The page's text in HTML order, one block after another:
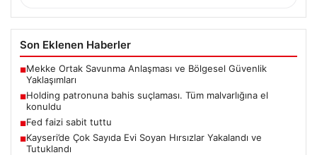
Son Eklenen Haberler
■Mekke Ortak Savunma Anlaşması ve Bölgesel Güvenlik
Yaklaşımları
■Holding patronuna bahis suçlaması. Tüm malvarlığına el
konuldu
■Fed faizi sabit tuttu
■Kayseri’de Çok Sayıda Evi Soyan Hırsızlar Yakalandı ve
Tutuklandı